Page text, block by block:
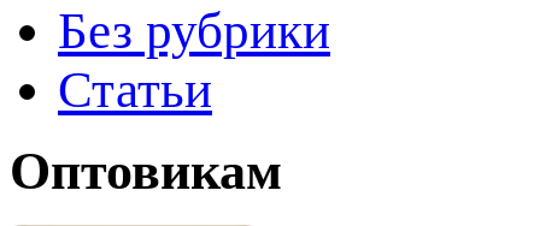
Без рубрики
Статьи
Оптовикам